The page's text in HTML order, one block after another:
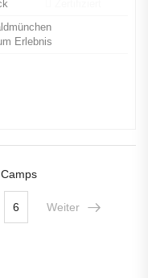
Erlebnis
Camps
6 Weiter